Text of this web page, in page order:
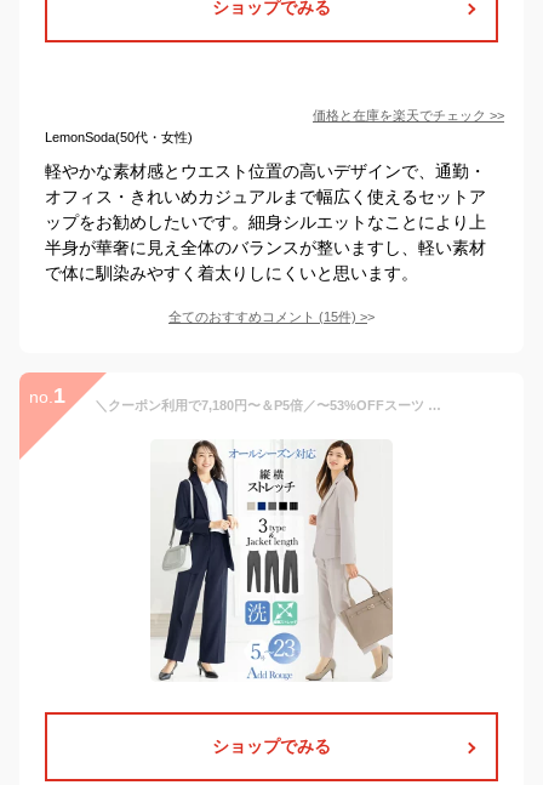
ショップでみる
価格と在庫を楽天でチェック >>
LemonSoda(50代・女性)
軽やかな素材感とウエスト位置の高いデザインで、通勤・
オフィス・きれいめカジュアルまで幅広く使えるセットア
ップをお勧めしたいです。細身シルエットなことにより上
半身が華奢に見え全体のバランスが整いますし、軽い素材
で体に馴染みやすく着太りしにくいと思います。
全てのおすすめコメント (15件) >
no. 1 ＼クーポン利用で7,180円〜＆P5倍／〜53%OFFスーツ レディース 大きいサイズ ビジネススーツ セットアップ 夏 洗える ストレッチ パンツスーツ ロングジャケット 春秋冬 30代 40代 50代 通勤 面接 サマースーツ オフィス 試着チケット対象 【365日即日発送】
ショップでみる